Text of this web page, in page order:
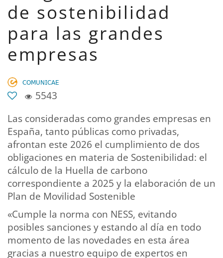
de sostenibilidad
para las grandes
empresas
𝖢𝖮𝖬𝖴𝖭𝖨𝖢𝖠𝖤
5543
Las consideradas como grandes empresas en
España, tanto públicas como privadas,
afrontan este 2026 el cumplimiento de dos
obligaciones en materia de Sostenibilidad: el
cálculo de la Huella de carbono
correspondiente a 2025 y la elaboración de un
Plan de Movilidad Sostenible
«Cumple la norma con NESS, evitando
posibles sanciones y estando al día en todo
momento de las novedades en esta área
gracias a nuestro equipo de expertos en